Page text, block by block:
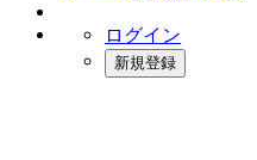
ログイン
新規登録